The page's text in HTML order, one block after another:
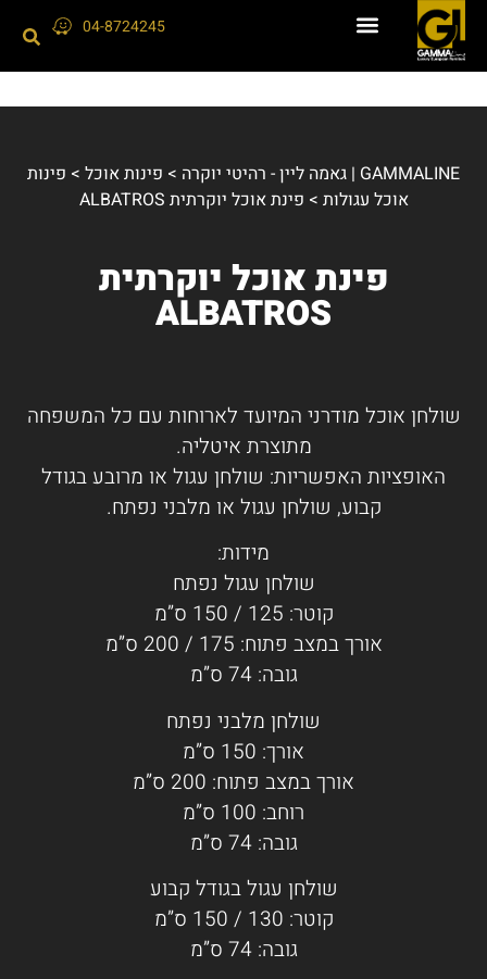
04-8724245
GAMMALINE | גאמה ליין - רהיטי יוקרה > פינות אוכל > פינות
אוכל עגולות > פינת אוכל יוקרתית ALBATROS
פינת אוכל יוקרתית
ALBATROS
שולחן אוכל מודרני המיועד לארוחות עם כל המשפחה
מתוצרת איטליה.
האופציות האפשריות: שולחן עגול או מרובע בגודל
קבוע, שולחן עגול או מלבני נפתח.
מידות:
שולחן עגול נפתח
קוטר: 125 / 150 ס”מ
אורך במצב פתוח: 175 / 200 ס”מ
גובה: 74 ס”מ
שולחן מלבני נפתח
אורך: 150 ס”מ
אורך במצב פתוח: 200 ס”מ
רוחב: 100 ס”מ
גובה: 74 ס”מ
שולחן עגול בגודל קבוע
קוטר: 130 / 150 ס”מ
גובה: 74 ס”מ